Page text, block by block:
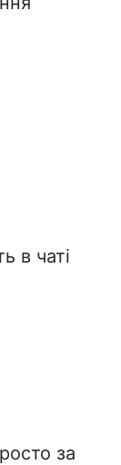
в чаті
за